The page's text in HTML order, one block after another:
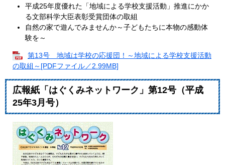
平成25年度優れた「地域による学校支援活動」推進にかか
る文部科学大臣表彰受賞団体の取組
自然の家で遊んでみませんか～子どもたちに本物の感動体
験を～
第13号 地域は学校の応援団！～地域による学校支援活動
の取組～[PDFファイル／2.99MB]
広報紙「はぐくみネットワーク」第12号（平成
25年3月号）